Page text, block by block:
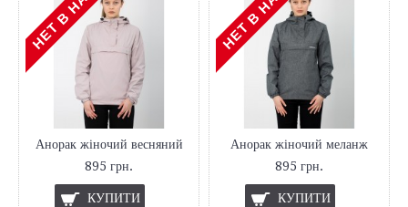
Анорак жіночий весняний
895 грн.
КУПИТИ
Анорак жіночий меланж
895 грн.
КУПИТИ